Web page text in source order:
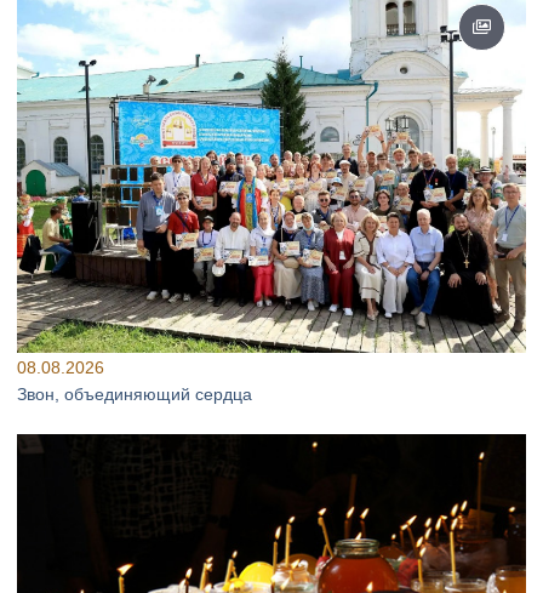
08.08.2026
Звон, объединяющий сердца